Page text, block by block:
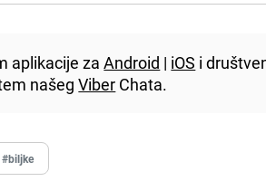
aplikacije zaAndroid | iOS i
našegViber Chata.
#biljke